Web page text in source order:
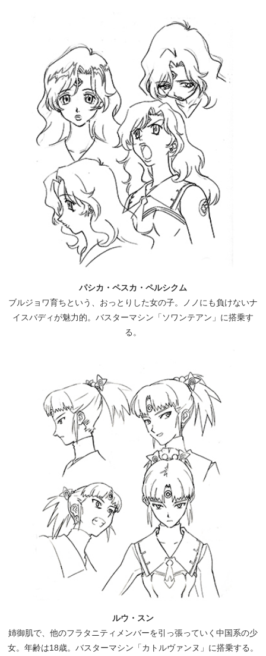
パシカ・ペスカ・ペルシクム
ブルジョワ育ちという、おっとりした女の子。ノノにも負けないナ
イスバディが魅力的。バスターマシン「ソワンテアン」に搭乗す
る。
ルウ・スン
姉御肌で、他のフラタニティメンバーを引っ張っていく中国系の少
女。年齢は18歳。バスターマシン「カトルヴァンヌ」に搭乗する。